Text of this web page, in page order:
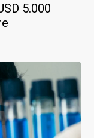
5.000